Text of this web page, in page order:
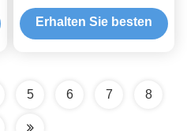
Bandherstellungsmaschine
und PET-
Erhalten Sie besten
5 6 7 8